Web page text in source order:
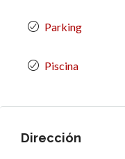
Parking
Piscina
Dirección